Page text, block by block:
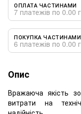
ОПЛАТА ЧАСТИНАМИ
7 платежів по 0.00
ПОКУПКА ЧАСТИНАМИ
6 платежів по 0.00
Опис
Вражаюча якість
витрати на